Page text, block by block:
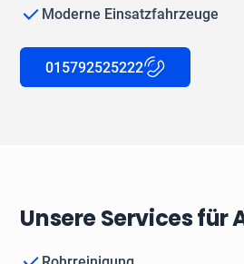
Moderne Einsatzfahrzeuge
015792525222
Unsere Services für